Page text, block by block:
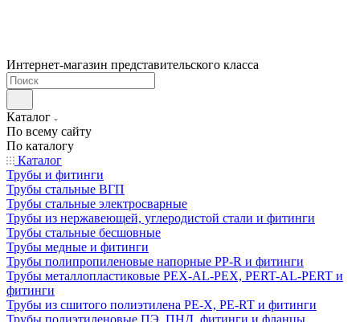
Интернет-магазин представительского класса
Каталог
По всему сайту
По каталогу
Каталог
Трубы и фитинги
Трубы стальные ВГП
Трубы стальные электросварные
Трубы из нержавеющей, углеродистой стали и фитинги
Трубы стальные бесшовные
Трубы медные и фитинги
Трубы полипропиленовые напорные PP-R и фитинги
Трубы металлопластиковые PEX-AL-PEX, PERT-AL-PERT и
фитинги
Трубы из сшитого полиэтилена PE-X, PE-RT и фитинги
Трубы полиэтиленовые ПЭ, ПНД, фитинги и фланцы